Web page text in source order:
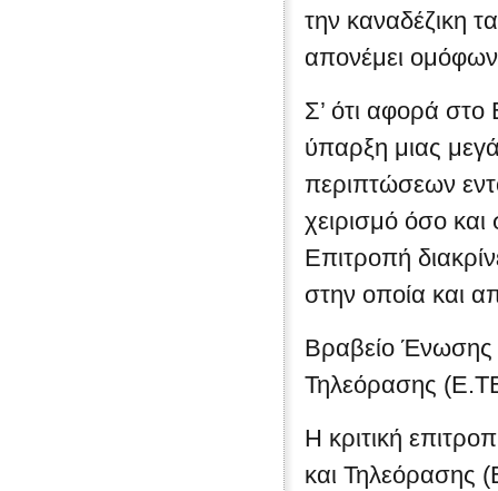
την καναδέζικη
απονέμει
Σ’ ότι αφορά στο
ύπαρξη μιας
περιπτώσεων
χειρισμό όσο και
Επιτροπή
στην οποία και
Βραβείο Ένωσης
Τηλεόρασης
Η κριτική
και Τηλεόρασης